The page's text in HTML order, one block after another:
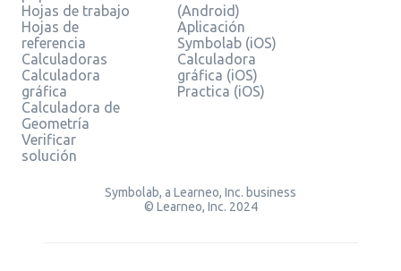
Hojas de trabajo
Hojas de
referencia
Calculadoras
Calculadora
gráfica
Calculadora de
Geometría
Verificar
solución
(Android)
Aplicación
Symbolab (iOS)
Calculadora
gráfica (iOS)
Practica (iOS)
Symbolab, a Learneo, Inc. business
© Learneo, Inc. 2024